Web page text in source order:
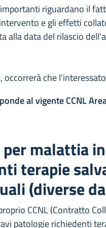
riguardano il
e gli effetti
alla data del rilascio
occorrerà che
al vigente CCNL
per malattia
terapie
(diverse
CCNL (Contratto
patologie richiedenti